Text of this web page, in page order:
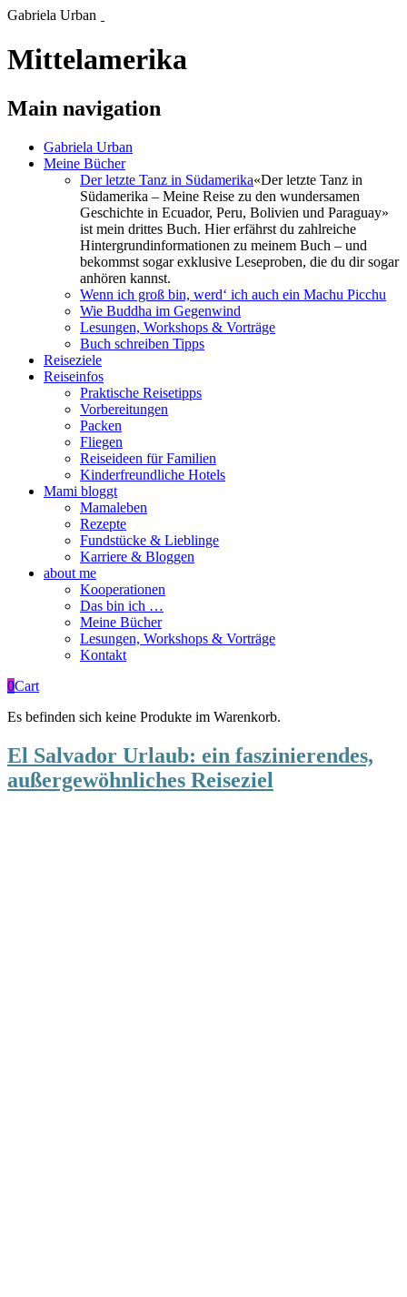
Gabriela Urban
Mittelamerika
Main navigation
Gabriela Urban
Meine Bücher
Der letzte Tanz in Südamerika«Der letzte Tanz in
Südamerika – Meine Reise zu den wundersamen
Geschichte in Ecuador, Peru, Bolivien und Paraguay»
ist mein drittes Buch. Hier erfährst du zahlreiche
Hintergrundinformationen zu meinem Buch – und
bekommst sogar exklusive Leseproben, die du dir sogar
anhören kannst.
Wenn ich groß bin, werd‘ ich auch ein Machu Picchu
Wie Buddha im Gegenwind
Lesungen, Workshops & Vorträge
Buch schreiben Tipps
Reiseziele
Reiseinfos
Praktische Reisetipps
Vorbereitungen
Packen
Fliegen
Reiseideen für Familien
Kinderfreundliche Hotels
Mami bloggt
Mamaleben
Rezepte
Fundstücke & Lieblinge
Karriere & Bloggen
about me
Kooperationen
Das bin ich …
Meine Bücher
Lesungen, Workshops & Vorträge
Kontakt
0Cart
Es befinden sich keine Produkte im Warenkorb.
El Salvador Urlaub: ein faszinierendes,
außergewöhnliches Reiseziel